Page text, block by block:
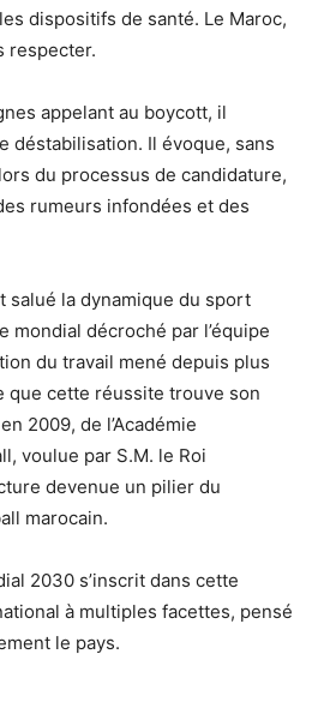
dispositifs de santé. Le Maroc,
respecter.
appelant au boycott, il
déstabilisation. Il évoque, sans
du processus de candidature,
rumeurs infondées et des
salué la dynamique du sport
mondial décroché par l’équipe
du travail mené depuis plus
que cette réussite trouve son
2009, de l’Académie
voulue par S.M. le Roi
devenue un pilier du
marocain.
2030 s’inscrit dans cette
à multiples facettes, pensé
le pays.